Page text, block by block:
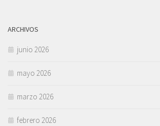
ARCHIVOS
junio 2026
mayo 2026
marzo 2026
febrero 2026